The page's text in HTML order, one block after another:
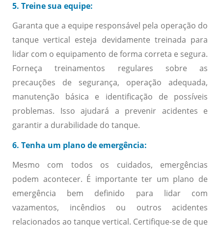
5. Treine sua equipe:
Garanta que a equipe responsável pela operação do
tanque vertical esteja devidamente treinada para
lidar com o equipamento de forma correta e segura.
Forneça treinamentos regulares sobre as
precauções de segurança, operação adequada,
manutenção básica e identificação de possíveis
problemas. Isso ajudará a prevenir acidentes e
garantir a durabilidade do tanque.
6. Tenha um plano de emergência:
Mesmo com todos os cuidados, emergências
podem acontecer. É importante ter um plano de
emergência bem definido para lidar com
vazamentos, incêndios ou outros acidentes
relacionados ao tanque vertical. Certifique-se de que